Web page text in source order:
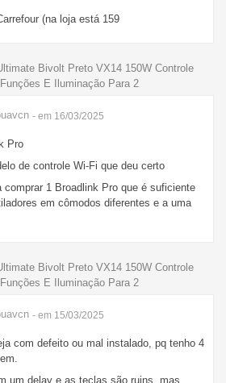
(na loja está 159
Bivolt Preto VX14 150W Controle
E Iluminação Para 2
- em 16/03/2025
Pro
de controle Wi-Fi que deu certo
comprar 1 Broadlink Pro que é suficiente
em cômodos diferentes e a uma
Bivolt Preto VX14 150W Controle
E Iluminação Para 2
- em 15/03/2025
com defeito ou mal instalado, pq tenho 4
um delay e as teclas são ruins, mas